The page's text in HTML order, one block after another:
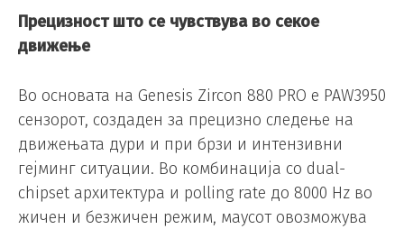
Прецизност што се чувствува во секое
движење
Во основата на Genesis Zircon 880 PRO е PAW3950
сензорот, создаден за прецизно следење на
движењата дури и при брзи и интензивни
гејминг ситуации. Во комбинација со dual-
chipset архитектура и polling rate до 8000 Hz во
жичен и безжичен режим, маусот овозможува